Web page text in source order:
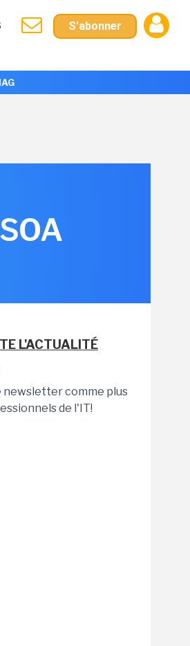
S'abonner
L'ACTUALITÉ
newsletter comme plus
de l'IT!